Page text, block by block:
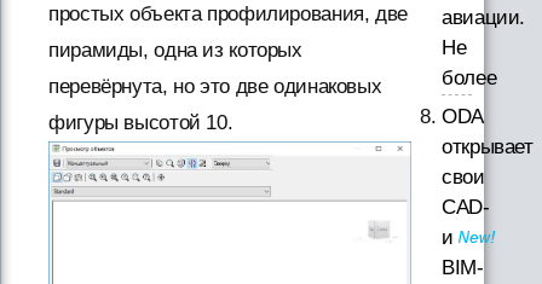
простых объекта профилирования, две
пирамиды, одна из которых
перевёрнута, но это две одинаковых
фигуры высотой 10.
авиации.
Не
более
ODA
открывает
свои
CAD-
и
BIM-